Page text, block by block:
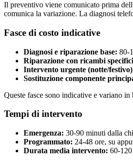
Il preventivo viene comunicato prima
comunica la variazione. La diagnosi
Fasce di costo indicative
Diagnosi e riparazione base: 80-
Riparazione con ricambi
Intervento urgente (notte/
Sostituzione componente
Queste fasce sono indicative e variano
Tempi di intervento
Emergenza: 30-90 minuti dalla
Programmato: 24-48 ore, su
Durata media intervento: 60-